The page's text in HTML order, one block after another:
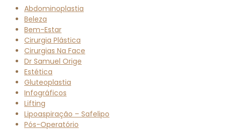
Abdominoplastia
Beleza
Bem-Estar
Cirurgia Plástica
Cirurgias Na Face
Dr Samuel Orige
Estética
Gluteoplastia
Infográficos
Lifting
Lipoaspiração – Safelipo
Pós-Operatório